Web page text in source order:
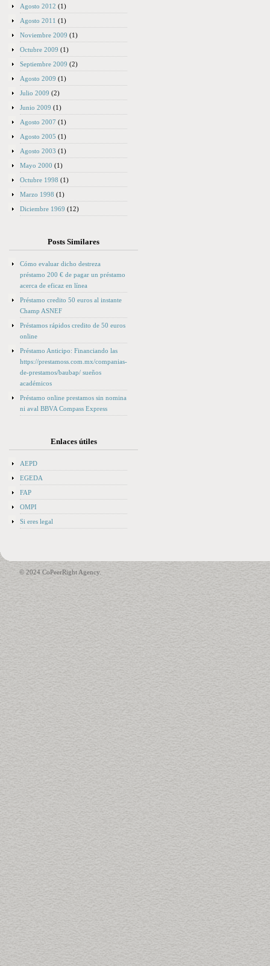
Agosto 2012 (1)
Agosto 2011 (1)
Noviembre 2009 (1)
Octubre 2009 (1)
Septiembre 2009 (2)
Agosto 2009 (1)
Julio 2009 (2)
Junio 2009 (1)
Agosto 2007 (1)
Agosto 2005 (1)
Agosto 2003 (1)
Mayo 2000 (1)
Octubre 1998 (1)
Marzo 1998 (1)
Diciembre 1969 (12)
Posts Similares
Cómo evaluar dicho destreza
préstamo 200 € de pagar un préstamo
acerca de eficaz en línea
Préstamo credito 50 euros al instante
Champ ASNEF
Préstamos rápidos credito de 50 euros
online
Préstamo Anticipo: Financiando las
https://prestamoss.com.mx/companias-
de-prestamos/baubap/ sueños
académicos
Préstamo online prestamos sin nomina
ni aval BBVA Compass Express
Enlaces útiles
AEPD
EGEDA
FAP
OMPI
Si eres legal
© 2024 CoPeerRight Agency.